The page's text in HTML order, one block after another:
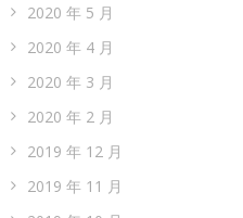
2020 年 5 月
2020 年 4 月
2020 年 3 月
2020 年 2 月
2019 年 12 月
2019 年 11 月